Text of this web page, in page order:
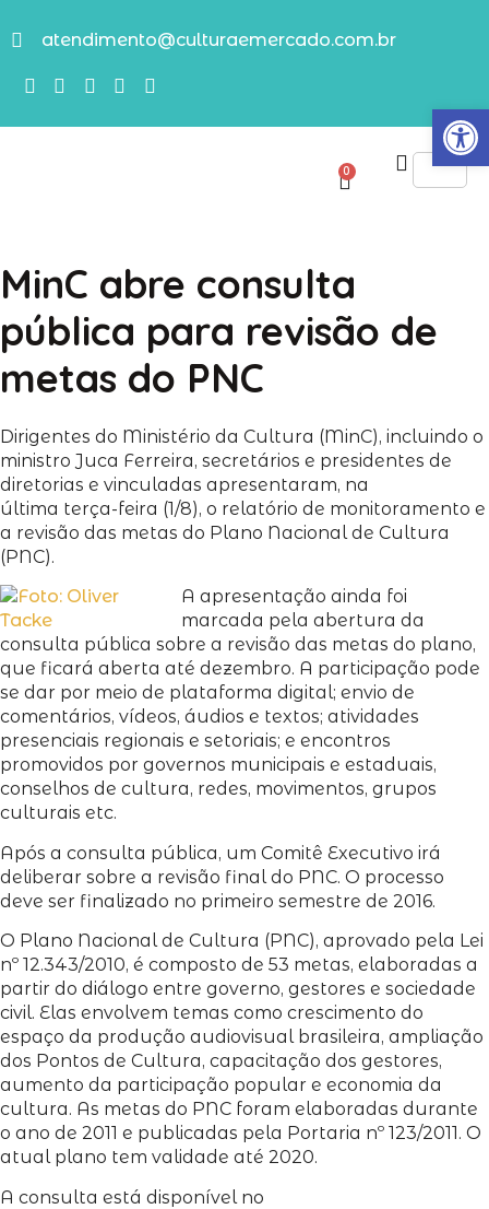
atendimento@culturaemercado.com.br
0
MinC abre consulta
pública para revisão de
metas do PNC
Dirigentes do Ministério da Cultura (MinC), incluindo o
ministro Juca Ferreira, secretários e presidentes de
diretorias e vinculadas apresentaram, na
última terça-feira (1/8), o relatório de monitoramento e
a revisão das metas do Plano Nacional de Cultura
(PNC).
A apresentação ainda foi
marcada pela abertura da
consulta pública sobre a revisão das metas do plano,
que ficará aberta até dezembro. A participação pode
se dar por meio de plataforma digital; envio de
comentários, vídeos, áudios e textos; atividades
presenciais regionais e setoriais; e encontros
promovidos por governos municipais e estaduais,
conselhos de cultura, redes, movimentos, grupos
culturais etc.
Após a consulta pública, um Comitê Executivo irá
deliberar sobre a revisão final do PNC. O processo
deve ser finalizado no primeiro semestre de 2016.
O Plano Nacional de Cultura (PNC), aprovado pela Lei
nº 12.343/2010, é composto de 53 metas, elaboradas a
partir do diálogo entre governo, gestores e sociedade
civil. Elas envolvem temas como crescimento do
espaço da produção audiovisual brasileira, ampliação
dos Pontos de Cultura, capacitação dos gestores,
aumento da participação popular e economia da
cultura. As metas do PNC foram elaboradas durante
o ano de 2011 e publicadas pela Portaria nº 123/2011. O
atual plano tem validade até 2020.
A consulta está disponível no
Abrir